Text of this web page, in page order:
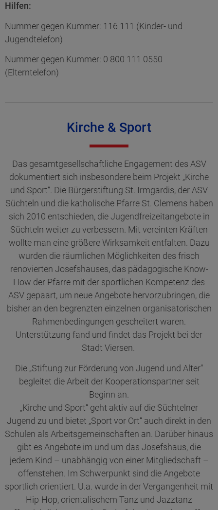
Hilfen:
Nummer gegen Kummer: 116 111 (Kinder- und
Jugendtelefon)
Nummer gegen Kummer: 0 800 111 0550
(Elterntelefon)
Kirche & Sport
Das gesamtgesellschaftliche Engagement des ASV
dokumentiert sich insbesondere beim Projekt „Kirche
und Sport“. Die Bürgerstiftung St. Irmgardis, der ASV
Süchteln und die katholische Pfarre St. Clemens haben
sich 2010 entschieden, die Jugendfreizeitangebote in
Süchteln weiter zu verbessern. Mit vereinten Kräften
wollte man eine größere Wirksamkeit entfalten. Dazu
wurden die räumlichen Möglichkeiten des frisch
renovierten Josefshauses, das pädagogische Know-
How der Pfarre mit der sportlichen Kompetenz des
ASV gepaart, um neue Angebote hervorzubringen, die
bisher an den begrenzten einzelnen organisatorischen
Rahmenbedingungen gescheitert waren.
Unterstützung fand und findet das Projekt bei der
Stadt Viersen.
Die „Stiftung zur Förderung von Jugend und Alter“
begleitet die Arbeit der Kooperationspartner seit
Beginn an.
„Kirche und Sport“ geht aktiv auf die Süchtelner
Jugend zu und bietet „Sport vor Ort“ auch direkt in den
Schulen als Arbeitsgemeinschaften an. Darüber hinaus
gibt es Angebote im und um das Josefshaus, die
jedem Kind – unabhängig von einer Mitgliedschaft –
offenstehen. Im Schwerpunkt sind die Angebote
sportlich orientiert. U.a. wurde in der Vergangenheit mit
Hip-Hop, orientalischem Tanz und Jazztanz